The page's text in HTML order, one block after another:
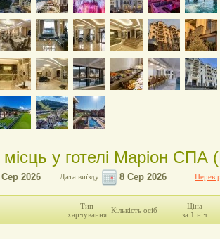
місць у готелі Маріон СПА
Дата виїзду
Тип
харчування Кількість осіб
Ціна
за 1 ніч